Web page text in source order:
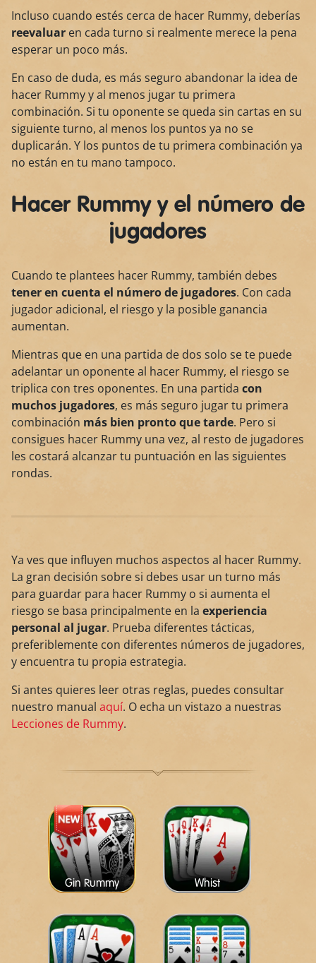
Incluso cuando estés cerca de hacer Rummy, deberías
reevaluar en cada turno si realmente merece la pena
esperar un poco más.
En caso de duda, es más seguro abandonar la idea de
hacer Rummy y al menos jugar tu primera
combinación. Si tu oponente se queda sin cartas en su
siguiente turno, al menos los puntos ya no se
duplicarán. Y los puntos de tu primera combinación ya
no están en tu mano tampoco.
Hacer Rummy y el número de
jugadores
Cuando te plantees hacer Rummy, también debes
tener en cuenta el número de jugadores. Con cada
jugador adicional, el riesgo y la posible ganancia
aumentan.
Mientras que en una partida de dos solo se te puede
adelantar un oponente al hacer Rummy, el riesgo se
triplica con tres oponentes. En una partida con
muchos jugadores, es más seguro jugar tu primera
combinación más bien pronto que tarde. Pero si
consigues hacer Rummy una vez, al resto de jugadores
les costará alcanzar tu puntuación en las siguientes
rondas.
Ya ves que influyen muchos aspectos al hacer Rummy.
La gran decisión sobre si debes usar un turno más
para guardar para hacer Rummy o si aumenta el
riesgo se basa principalmente en la experiencia
personal al jugar. Prueba diferentes tácticas,
preferiblemente con diferentes números de jugadores,
y encuentra tu propia estrategia.
Si antes quieres leer otras reglas, puedes consultar
nuestro manual aquí. O echa un vistazo a nuestras
Lecciones de Rummy.
Gin Rummy Whist